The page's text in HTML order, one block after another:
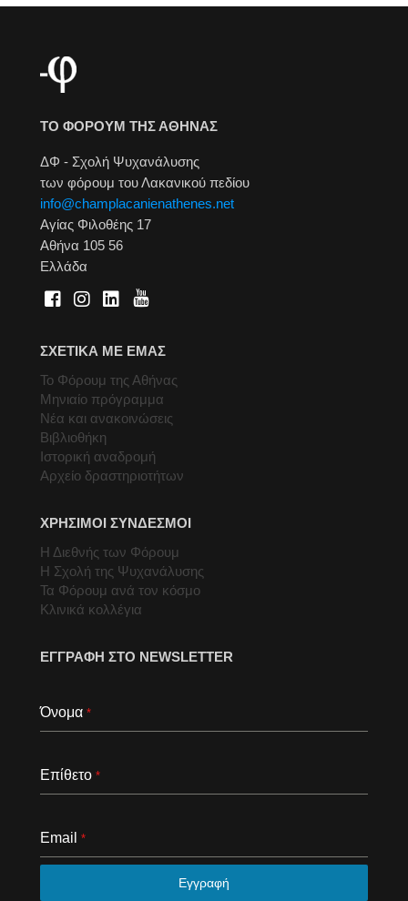
ΤΟ ΦΟΡΟΥΜ ΤΗΣ ΑΘΗΝΑΣ
ΔΦ - Σχολή Ψυχανάλυσης
των φόρουμ του Λακανικού πεδίου
info@champlacanienathenes.net
Αγίας Φιλοθέης 17
Αθήνα 105 56
Ελλάδα
ΣΧΕΤΙΚΑ ΜΕ ΕΜΑΣ
Το Φόρουμ της Αθήνας
Μηνιαίο πρόγραμμα
Νέα και ανακοινώσεις
Βιβλιοθήκη
Ιστορική αναδρομή
Αρχείο δραστηριοτήτων
ΧΡΗΣΙΜΟΙ ΣΥΝΔΕΣΜΟΙ
Η Διεθνής των Φόρουμ
Η Σχολή της Ψυχανάλυσης
Τα Φόρουμ ανά τον κόσμο
Κλινικά κολλέγια
ΕΓΓΡΑΦΗ ΣΤΟ NEWSLETTER
Όνομα *
Επίθετο *
Email *
Εγγραφή